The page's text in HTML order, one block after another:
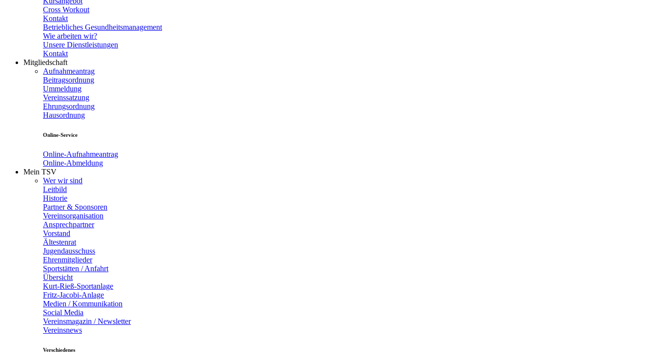
Cross Workout
Kontakt
Betriebliches Gesundheitsmanagement
Wie arbeiten wir?
Unsere Dienstleistungen
Kontakt
Mitgliedschaft
Aufnahmeantrag
Beitragsordnung
Ummeldung
Vereinssatzung
Ehrungsordnung
Hausordnung
Online-Service
Online-Aufnahmeantrag
Online-Abmeldung
Mein TSV
Wer wir sind
Leitbild
Historie
Partner & Sponsoren
Vereinsorganisation
Ansprechpartner
Vorstand
Ältestenrat
Jugendausschuss
Ehrenmitglieder
Sportstätten / Anfahrt
Übersicht
Kurt-Rieß-Sportanlage
Fritz-Jacobi-Anlage
Medien / Kommunikation
Social Media
Vereinsmagazin / Newsletter
Vereinsnews
Verschiedenes